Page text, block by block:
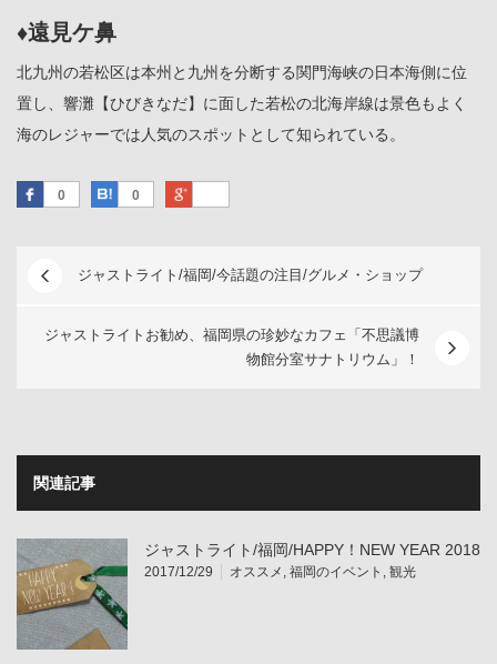
♦遠見ケ鼻
北九州の若松区は本州と九州を分断する関門海峡の日本海側に位
置し、響灘【ひびきなだ】に面した若松の北海岸線は景色もよく
海のレジャーでは人気のスポットとして知られている。
0
Facebook 0
はてなブックマーク
ジャストライト/福岡/今話題の注目/グルメ・ショップ
ジャストライトお勧め、福岡県の珍妙なカフェ「不思議博
物館分室サナトリウム」！
関連記事
ジャストライト/福岡/HAPPY！NEW YEAR 2018
2017/12/29 オススメ , 福岡のイベント , 観光